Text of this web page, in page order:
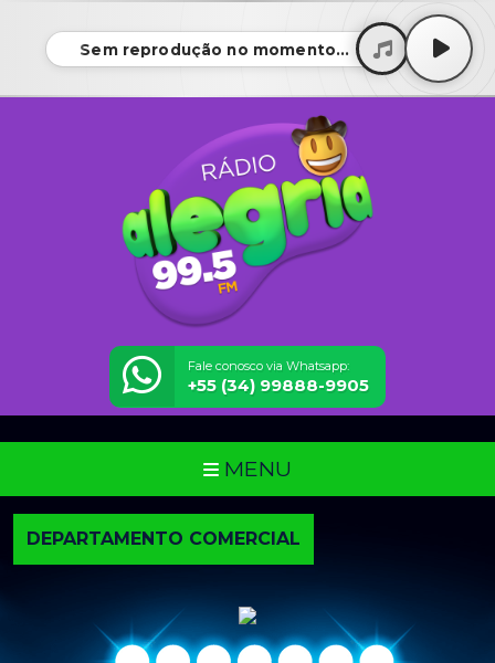
Sem reprodução no momento...
Fale conosco via Whatsapp:
+55 (34) 99888-9905
MENU
DEPARTAMENTO COMERCIAL